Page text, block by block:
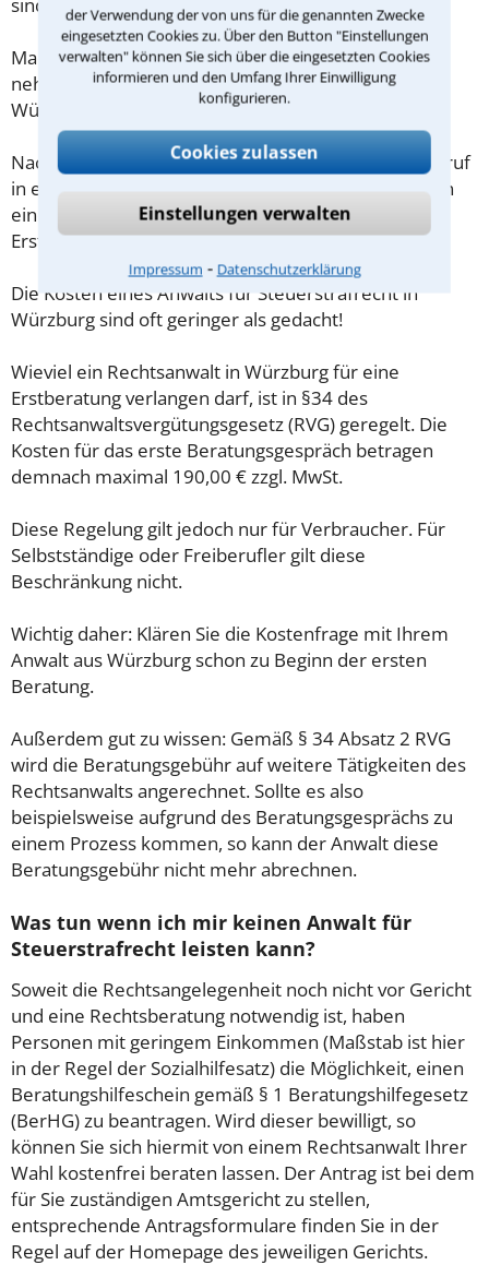
der Verwendung der von uns für die genannten Zwecke
eingesetzten Cookies zu. Über den Button "Einstellungen
verwalten" können Sie sich über die eingesetzten Cookies
informieren und den Umfang Ihrer Einwilligung
konfigurieren.
Cookies zulassen
Einstellungen verwalten
Impressum ⁃ Datenschutzerklärung
Machen Sie sich vorab schriftliche Notizen und
nehmen Sie diese zum Beratungsgespräch in
Würzburg mit.
Nachdem Sie über das Kontaktformular einen Rückruf
in einer Kanzlei angefordert haben, stellen wir Ihnen
eine Checkliste zur Verfügung, mit der Sie das
Erstgespräch ausreichend vorbereiten können.
Die Kosten eines Anwalts für Steuerstrafrecht in
Würzburg sind oft geringer als gedacht!
Wieviel ein Rechtsanwalt in Würzburg für eine
Erstberatung verlangen darf, ist in §34 des
Rechtsanwaltsvergütungsgesetz (RVG) geregelt. Die
Kosten für das erste Beratungsgespräch betragen
demnach maximal 190,00 € zzgl. MwSt.
Diese Regelung gilt jedoch nur für Verbraucher. Für
Selbstständige oder Freiberufler gilt diese
Beschränkung nicht.
Wichtig daher: Klären Sie die Kostenfrage mit Ihrem
Anwalt aus Würzburg schon zu Beginn der ersten
Beratung.
Außerdem gut zu wissen: Gemäß § 34 Absatz 2 RVG
wird die Beratungsgebühr auf weitere Tätigkeiten des
Rechtsanwalts angerechnet. Sollte es also
beispielsweise aufgrund des Beratungsgesprächs zu
einem Prozess kommen, so kann der Anwalt diese
Beratungsgebühr nicht mehr abrechnen.
Was tun wenn ich mir keinen Anwalt für
Steuerstrafrecht leisten kann?
Soweit die Rechtsangelegenheit noch nicht vor Gericht
und eine Rechtsberatung notwendig ist, haben
Personen mit geringem Einkommen (Maßstab ist hier
in der Regel der Sozialhilfesatz) die Möglichkeit, einen
Beratungshilfeschein gemäß § 1 Beratungshilfegesetz
(BerHG) zu beantragen. Wird dieser bewilligt, so
können Sie sich hiermit von einem Rechtsanwalt Ihrer
Wahl kostenfrei beraten lassen. Der Antrag ist bei dem
für Sie zuständigen Amtsgericht zu stellen,
entsprechende Antragsformulare finden Sie in der
Regel auf der Homepage des jeweiligen Gerichts.